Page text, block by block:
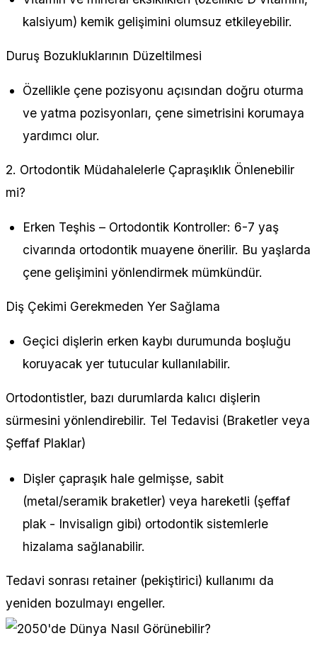
kalsiyum) kemik gelişimini olumsuz etkileyebilir.
Duruş Bozukluklarının Düzeltilmesi
Özellikle çene pozisyonu açısından doğru oturma
ve yatma pozisyonları, çene simetrisini korumaya
yardımcı olur.
2. Ortodontik Müdahalelerle Çapraşıklık Önlenebilir
mi?
Erken Teşhis – Ortodontik Kontroller: 6-7 yaş
civarında ortodontik muayene önerilir. Bu yaşlarda
çene gelişimini yönlendirmek mümkündür.
Diş Çekimi Gerekmeden Yer Sağlama
Geçici dişlerin erken kaybı durumunda boşluğu
koruyacak yer tutucular kullanılabilir.
Ortodontistler, bazı durumlarda kalıcı dişlerin
sürmesini yönlendirebilir. Tel Tedavisi (Braketler veya
Şeffaf Plaklar)
Dişler çapraşık hale gelmişse, sabit
(metal/seramik braketler) veya hareketli (şeffaf
plak - Invisalign gibi) ortodontik sistemlerle
hizalama sağlanabilir.
Tedavi sonrası retainer (pekiştirici) kullanımı da
yeniden bozulmayı engeller.